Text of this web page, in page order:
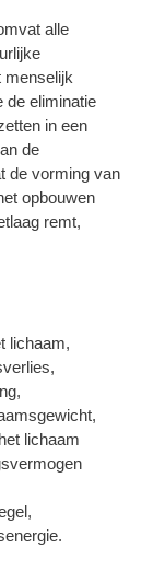
alle
menselijk
de eliminatie
in een
de
de vorming van
opbouwen
remt,
lichaam,
lichaam